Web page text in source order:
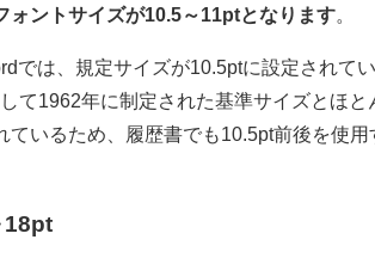
ォントサイズが10.5～11ptとなります。
では、規定サイズが10.5ptに設定されて
て1962年に制定された基準サイズとほ
ているため、履歴書でも10.5pt前後を使用
18pt